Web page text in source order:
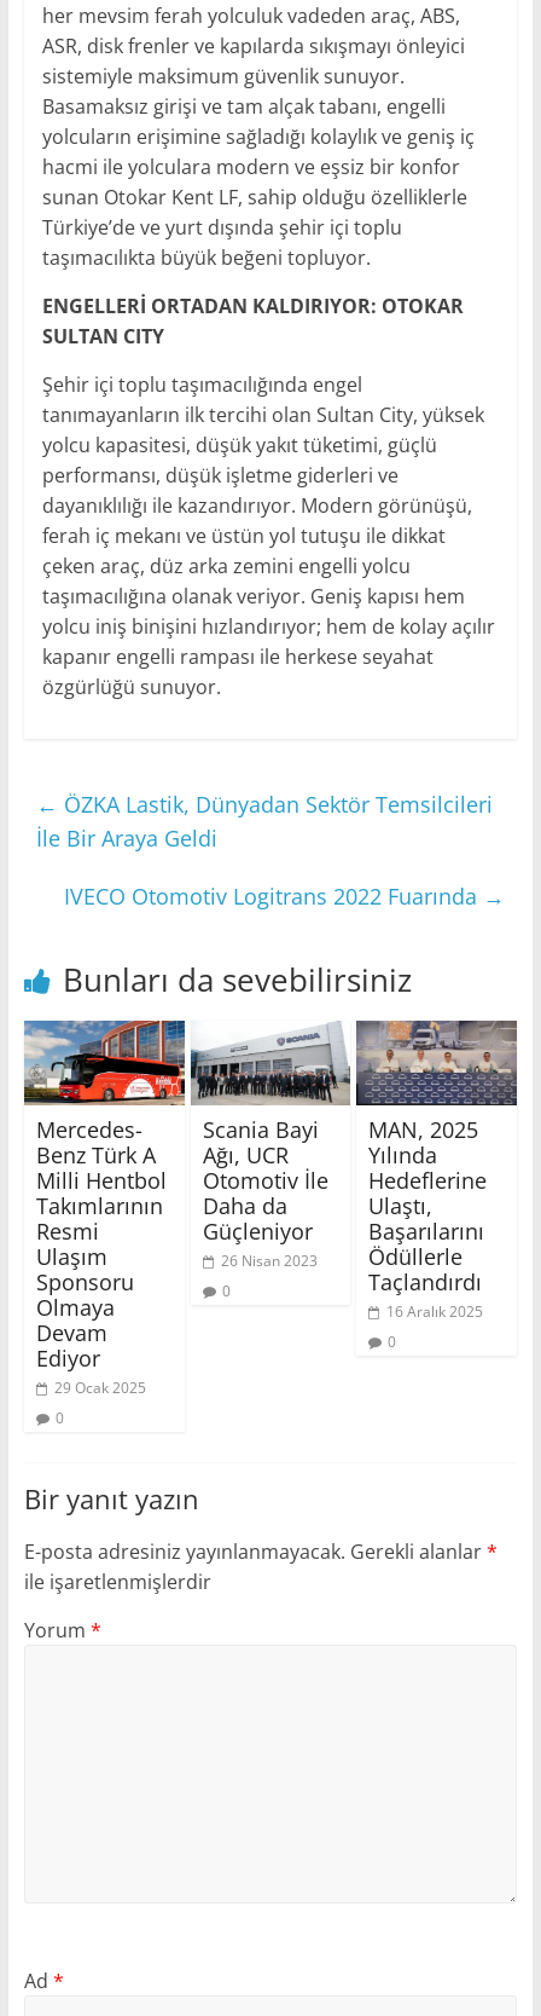
her mevsim ferah yolculuk vadeden araç, ABS,
ASR, disk frenler ve kapılarda sıkışmayı önleyici
sistemiyle maksimum güvenlik sunuyor.
Basamaksız girişi ve tam alçak tabanı, engelli
yolcuların erişimine sağladığı kolaylık ve geniş iç
hacmi ile yolculara modern ve eşsiz bir konfor
sunan Otokar Kent LF, sahip olduğu özelliklerle
Türkiye’de ve yurt dışında şehir içi toplu
taşımacılıkta büyük beğeni topluyor.
ENGELLERİ ORTADAN KALDIRIYOR: OTOKAR
SULTAN CITY
Şehir içi toplu taşımacılığında engel
tanımayanların ilk tercihi olan Sultan City, yüksek
yolcu kapasitesi, düşük yakıt tüketimi, güçlü
performansı, düşük işletme giderleri ve
dayanıklılığı ile kazandırıyor. Modern görünüşü,
ferah iç mekanı ve üstün yol tutuşu ile dikkat
çeken araç, düz arka zemini engelli yolcu
taşımacılığına olanak veriyor. Geniş kapısı hem
yolcu iniş binişini hızlandırıyor; hem de kolay açılır
kapanır engelli rampası ile herkese seyahat
özgürlüğü sunuyor.
← ÖZKA Lastik, Dünyadan Sektör Temsilcileri
İle Bir Araya Geldi
IVECO Otomotiv Logitrans 2022 Fuarında →
Bunları da sevebilirsiniz
Mercedes-
Benz Türk A
Milli Hentbol
Takımlarının
Resmi
Ulaşım
Sponsoru
Olmaya
Devam
Ediyor
29 Ocak 2025
0
Scania Bayi
Ağı, UCR
Otomotiv İle
Daha da
Güçleniyor
26 Nisan 2023
0
MAN, 2025
Yılında
Hedeflerine
Ulaştı,
Başarılarını
Ödüllerle
Taçlandırdı
16 Aralık 2025
0
Bir yanıt yazın
E-posta adresiniz yayınlanmayacak. Gerekli alanlar*
ile işaretlenmişlerdir
Yorum *
Ad *